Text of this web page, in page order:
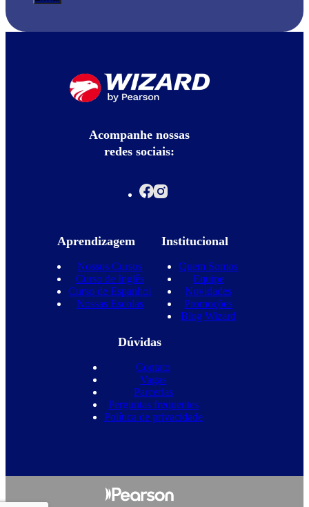
Acompanhe nossas
redes sociais:
Aprendizagem
Nossos Cursos
Curso de Inglês
Curso de Espanhol
Nossas Escolas
Institucional
Quem Somos
Equipe
Novidades
Promoções
Blog Wizard
Dúvidas
Contato
Vagas
Parcerias
Perguntas frequentes
Política de privacidade